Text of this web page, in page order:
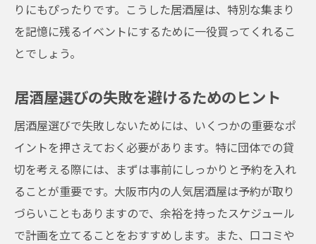
りにもぴったりです。こうした居酒屋は、特別な集まり
を記憶に残るイベントにするために一役買ってくれるこ
とでしょう。
居酒屋選びの失敗を避けるためのヒント
居酒屋選びで失敗しないためには、いくつかの重要なポ
イントを押さえておく必要があります。特に団体での貸
切を考える際には、まずは事前にしっかりと予約を入れ
ることが重要です。大阪市内の人気居酒屋は予約が取り
づらいこともありますので、余裕を持ったスケジュール
で計画を立てることをおすすめします。また、口コミや